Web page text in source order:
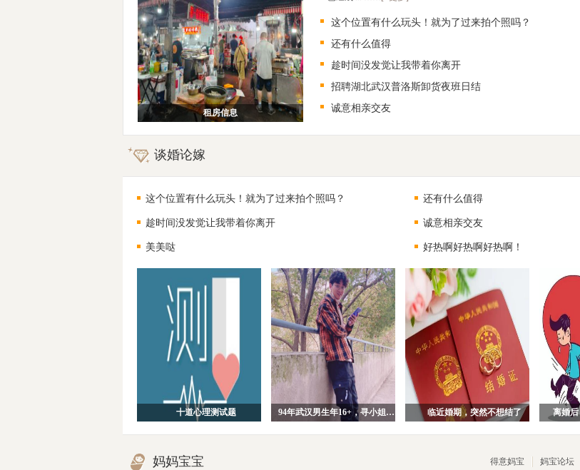
租房信息
这个位置有什么玩头！就为了过来拍个照吗？
还有什么值得
趁时间没发觉让我带着你离开
招聘湖北武汉普洛斯卸货夜班日结
诚意相亲交友
谈婚论嫁
这个位置有什么玩头！就为了过来拍个照吗？ 还有什么值得
趁时间没发觉让我带着你离开 诚意相亲交友
美美哒 好热啊好热啊好热啊！
十道心理测试题 94年武汉男生年16+，寻小姐姐一枚！ 临近婚期，突然不想结了 离婚
妈妈宝宝 得意妈宝 妈宝论坛